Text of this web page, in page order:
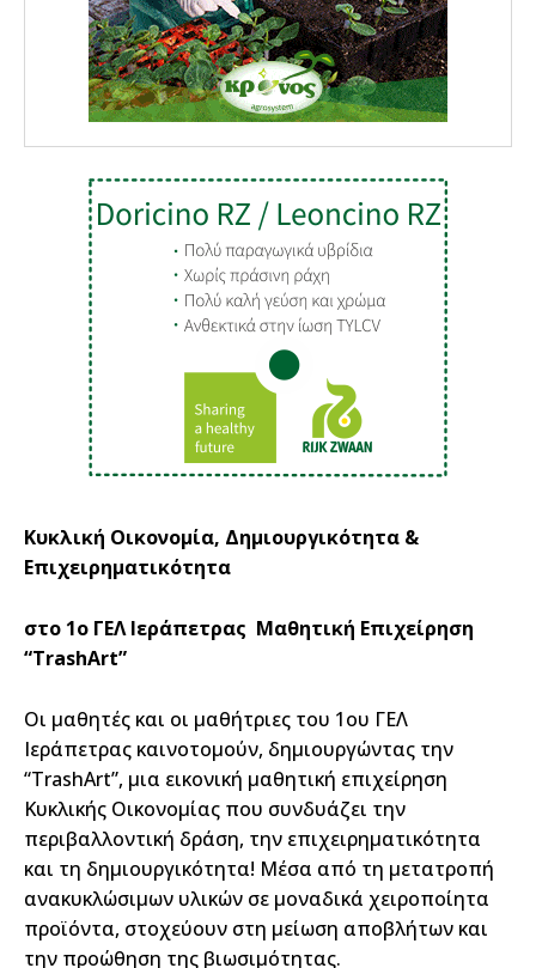
Κυκλική Οικονομία, Δημιουργικότητα &
Επιχειρηματικότητα
στο 1ο ΓΕΛ Ιεράπετρας Μαθητική Επιχείρηση
“TrashArt”
Οι μαθητές και οι μαθήτριες του 1ου ΓΕΛ
Ιεράπετρας καινοτομούν, δημιουργώντας την
“TrashArt”, μια εικονική μαθητική επιχείρηση
Κυκλικής Οικονομίας που συνδυάζει την
περιβαλλοντική δράση, την επιχειρηματικότητα
και τη δημιουργικότητα! Μέσα από τη μετατροπή
ανακυκλώσιμων υλικών σε μοναδικά χειροποίητα
προϊόντα, στοχεύουν στη μείωση αποβλήτων και
την προώθηση της βιωσιμότητας.